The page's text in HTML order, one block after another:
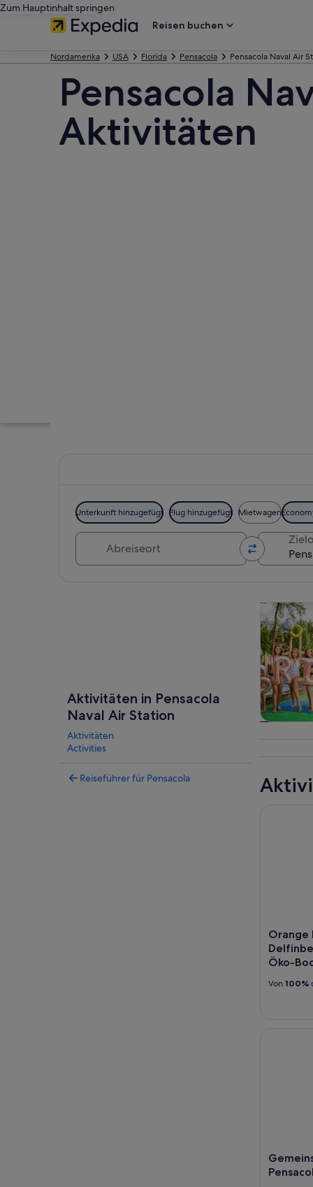
Zum Hauptinhalt springen
Reisen buchen
Nordamerika USA Florida Pensacola Pensacola Naval Air
Pensacola
Aktivitäten
Ein weißes
Unterkunft hinzugefügt Flug hinzugefügt Mietwagen
Aktivitäten in Pensacola
Naval Air Station
Aktivitäten
Activities
Reiseführer für Pensacola
Touren
Orange
Öko-
Von 100%